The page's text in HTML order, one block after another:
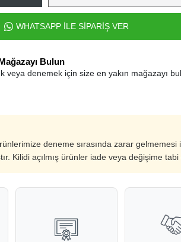
WHATSAPP İLE SİPARİŞ VER
Bulun
veya denemek için size en yakın mağazayı
deneme sırasında zarar gelmemesi
Kilidi açılmış ürünler iade veya değişime tabi